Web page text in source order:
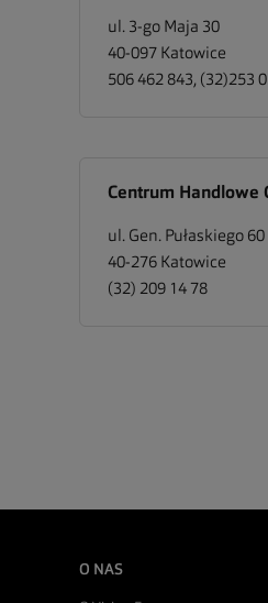
ul. 3-go Maja 30
40-097 Katowice
506 462 843, (32)253
Centrum Handlowe
ul. Gen. Pułaskiego 60
40-276 Katowice
(32) 209 14 78